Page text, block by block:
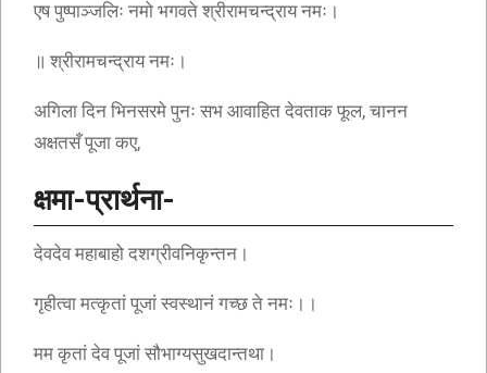
एष पुष्पाञ्जलिः नमो भगवते श्रीरामचन्द्राय नमः।
॥ श्रीरामचन्द्राय नमः।
अगिला दिन भिनसरमे पुनः सभ आवाहित देवताक फूल, चानन
अक्षतसँ पूजा कए,
क्षमा-प्रार्थना-
देवदेव महाबाहो दशग्रीवनिकृन्तन।
गृहीत्वा मत्कृतां पूजां स्वस्थानं गच्छ ते नमः।।
मम कृतां देव पूजां सौभाग्यसुखदान्तथा।